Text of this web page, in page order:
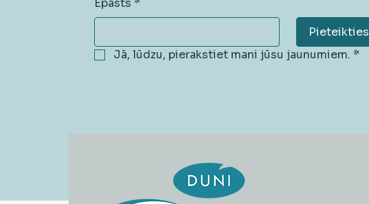
Epasts *
Pieteikties
Jā, lūdzu, pierakstiet mani jūsu jaunumiem. *